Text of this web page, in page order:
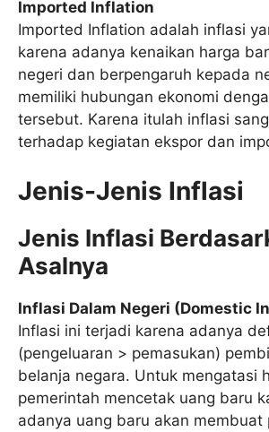
Imported Inflation
Imported Inflation adalah inflasi
karena adanya kenaikan harga
negeri dan berpengaruh kepada
memiliki hubungan ekonomi
tersebut. Karena itulah inflasi
terhadap kegiatan ekspor dan
Jenis-Jenis Inflasi
Jenis Inflasi
Asalnya
Inflasi Dalam Negeri (Domestic
Inflasi ini terjadi karena adanya
(pengeluaran > pemasukan)
belanja negara. Untuk mengatasi
pemerintah mencetak uang baru
adanya uang baru akan membuat